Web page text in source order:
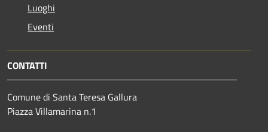
Luoghi
Eventi
CONTATTI
Comune di Santa Teresa Gallura
Piazza Villamarina n.1